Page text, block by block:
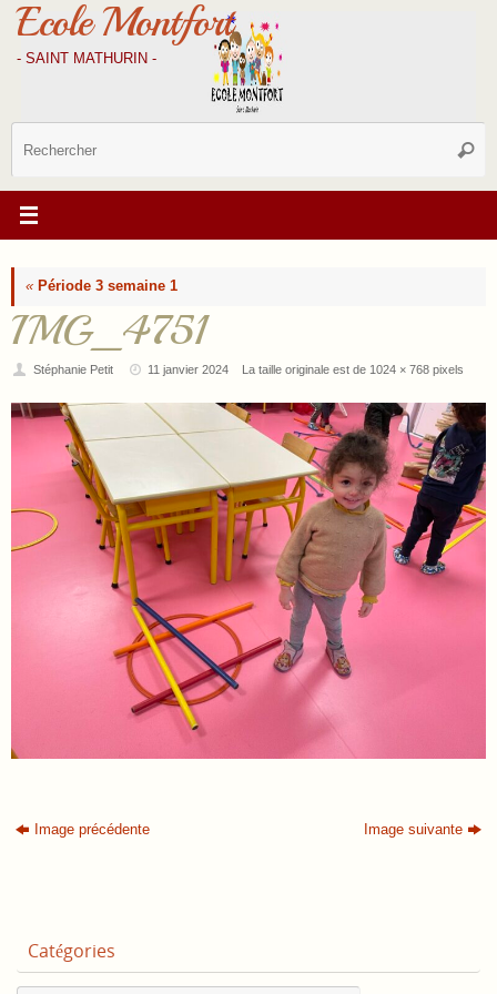
Passer
contenu
Ecole Montfort
- SAINT MATHURIN -
« Période 3 semaine 1
IMG_4751
Stéphanie Petit 11 janvier 2024 La taille originale est de 1024 × 768 pixels
Image précédente Image suivante
Catégories